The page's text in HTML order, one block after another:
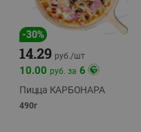
-30%
14.29 руб./шт
10.00 руб. за 6
Пицца КАРБОНАРА
490г